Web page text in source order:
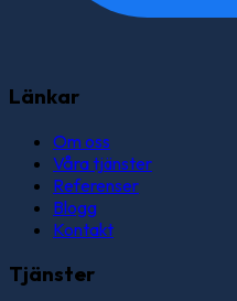
Länkar
Om oss
Våra tjänster
Referenser
Blogg
Kontakt
Tjänster